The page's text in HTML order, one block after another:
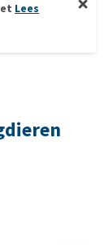
Lees